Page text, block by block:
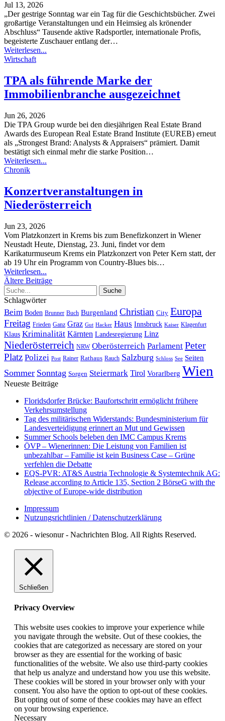
Jul 13, 2026
„Der gestrige Sonntag war ein Tag für die Geschichtsbücher. Zwei
großartige Veranstaltungen und ein Heimsieg als krönender
Abschluss“ Tausende aktive Radsportler, internationale Profis,
begeisterte Zuschauer entlang der…
Weiterlesen...
Wirtschaft
TPA als führende Marke der
Immobilienbranche ausgezeichnet
Jun 26, 2026
Die TPA Group wurde bei den diesjährigen Real Estate Brand
Awards des European Real Estate Brand Institute (EUREB) erneut
als „Strongest Brand: Analysts & Appraisers“ prämiert. Damit
bestätigt sich einmal mehr die starke Position…
Weiterlesen...
Chronik
Konzertveranstaltungen in
Niederösterreich
Jun 23, 2026
Vom Platzkonzert in Krems bis zum Benefizkonzert in Wiener
Neustadt Heute, Dienstag, 23. Juni, findet vor dem
Karikaturmuseum Krems ein Platzkonzert von Peter Kern statt, der
ab 19 Uhr ein Programm von Country-Blues bis…
Weiterlesen...
Ältere Beiträge
Schlagwörter
Beim Boden Brunner Buch Burgenland Christian City Europa
Freitag Frieden Ganz Graz Gut Hacker Haus Innsbruck Kaiser Klagenfurt
Klaus Kriminalität Kärnten Landesregierung Linz
Niederösterreich NRW Oberösterreich Parlament Peter
Platz Polizei Post Rainer Rathaus Rauch Salzburg Schloss See Seiten
Sommer Sonntag Sorgen Steiermark Tirol Vorarlberg Wien
Neueste Beiträge
Floridsdorfer Brücke: Baufortschritt ermöglicht frühere
Verkehrsumstellung
Tag des militärischen Widerstands: Bundesministerium für
Landesverteidigung erinnert an Mut und Gewissen
Summer Schools beleben den IMC Campus Krems
ÖVP – Wienerinnen: Die Leistung von Familien ist
unbezahlbar – Familie ist kein Business Case – Grüne
verfehlen die Debatte
EQS-PVR: AT&S Austria Technologie & Systemtechnik AG:
Release according to Article 135, Section 2 BörseG with the
objective of Europe-wide distribution
Impressum
Nutzungsrichtlinien / Datenschutzerklärung
© 2026 - wiesonur - Nachrichten Blog. All Rights Reserved.
Schließen
Privacy Overview
This website uses cookies to improve your experience while
you navigate through the website. Out of these cookies, the
cookies that are categorized as necessary are stored on your
browser as they are essential for the working of basic
functionalities of the website. We also use third-party cookies
that help us analyze and understand how you use this website.
These cookies will be stored in your browser only with your
consent. You also have the option to opt-out of these cookies.
But opting out of some of these cookies may have an effect
on your browsing experience.
Necessary